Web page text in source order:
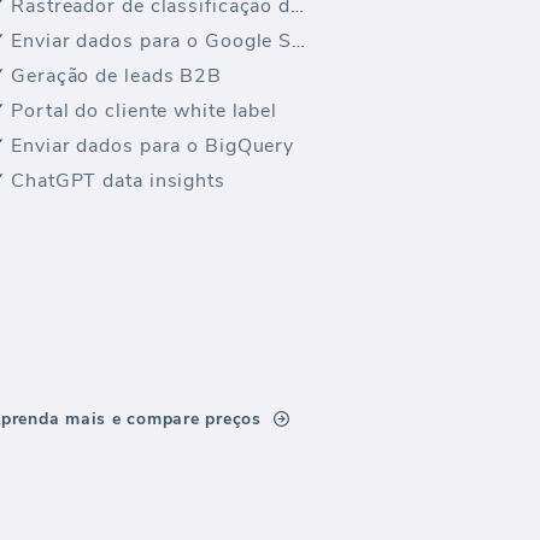
Rastreador de classificação de palavras-chave
Enviar dados para o Google Sheets
Geração de leads B2B
Portal do cliente white label
Enviar dados para o BigQuery
ChatGPT data insights
mais e compare preços